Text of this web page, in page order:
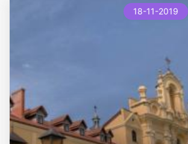
18-11-2019